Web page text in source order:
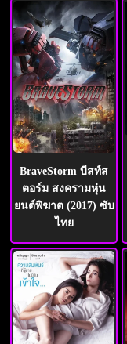
BraveStorm บีสท์ส
ตอร์ม สงครามหุ่น
ยนต์พิฆาต (2017) ซับ
ไทย